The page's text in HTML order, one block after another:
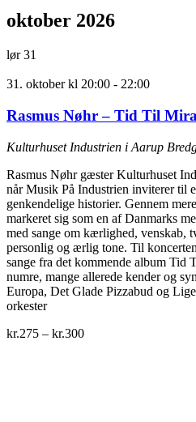
oktober 2026
lør31
31. oktober kl 20:00 - 22:00
Rasmus Nøhr – Tid Til
Kulturhuset Industrien i Aarup
Rasmus Nøhr gæster Kulturhuset
når Musik På Industrien inviterer til
genkendelige historier. Gennem
markeret sig som en af Danmarks
med sange om kærlighed, venskab,
personlig og ærlig tone. Til
sange fra det kommende album
numre, mange allerede kender og
Europa, Det Glade Pizzabud og
orkester
kr.275 – kr.300